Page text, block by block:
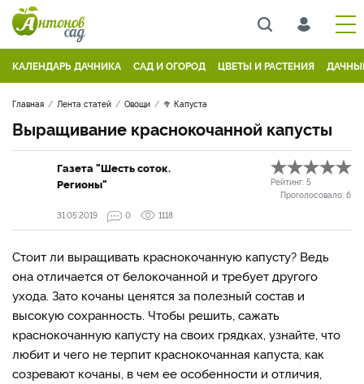
КАЛЕНДАРЬ ДАЧНИКА САД И ОГОРОД ЦВЕТЫ И РАСТЕНИЯ
Главная Лента статей Овощи 🥦 Капуста
Выращивание краснокочанной капусты
Газета "Шесть соток.
Регионы"
Рейтинг: 5
Проголосовало: 6
31.05.2019
0 1118
Стоит ли выращивать краснокочанную капусту? Ведь
она отличается от белокочанной и требует другого
ухода. Зато кочаны ценятся за полезный состав и
высокую сохранность. Чтобы решить, сажать
краснокочанную капусту на своих грядках, узнайте, что
любит и чего не терпит краснокочанная капуста, как
созревают кочаны, в чем ее особенности и отличия,